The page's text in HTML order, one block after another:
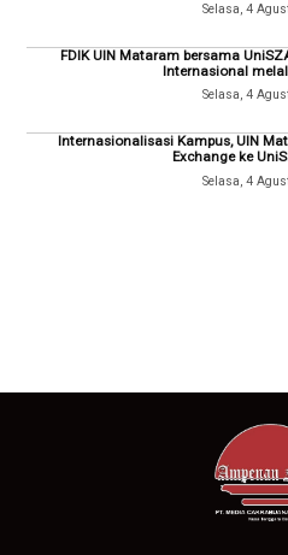
Selasa, 4
FDIK UIN Mataram bersama
Internasional
Selasa, 4
Internasionalisasi Kampus, UIN
Exchange ke
Selasa, 4